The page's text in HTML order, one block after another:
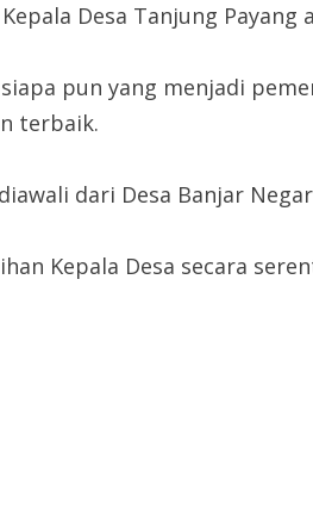
Desa Tanjung
pun yang menjadi
terbaik.
dari Desa Banjar
Kepala Desa secara